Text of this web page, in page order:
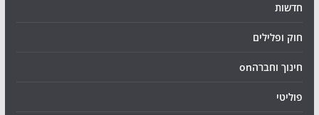
חדשות
חוק ופלילים
חינוך וחברהon
פוליטי